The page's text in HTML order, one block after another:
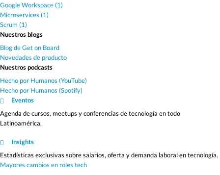
Google Workspace (1)
Microservices (1)
Scrum (1)
Nuestros blogs
Blog de Get on Board
Novedades de producto
Nuestros podcasts
Hecho por Humanos (YouTube)
Hecho por Humanos (Spotify)
Eventos
Agenda de cursos, meetups y conferencias de tecnología en todo
Latinoamérica.
Insights
Estadísticas exclusivas sobre salarios, oferta y demanda laboral en tecnología.
Mayores cambios en roles tech